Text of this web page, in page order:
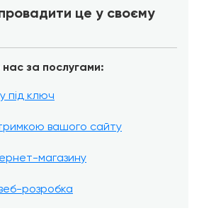
це у своєму
за послугами:
під ключ
вашого сайту
магазину
розробка